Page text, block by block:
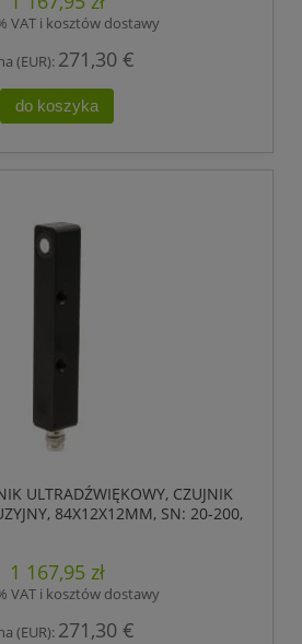
VAT i kosztów dostawy
(EUR): 271,30 €
do koszyka
ULTRADŹWIĘKOWY, CZUJNIK
84X12X12MM, SN: 20-200,
1 167,95 zł
VAT i kosztów dostawy
(EUR): 271,30 €